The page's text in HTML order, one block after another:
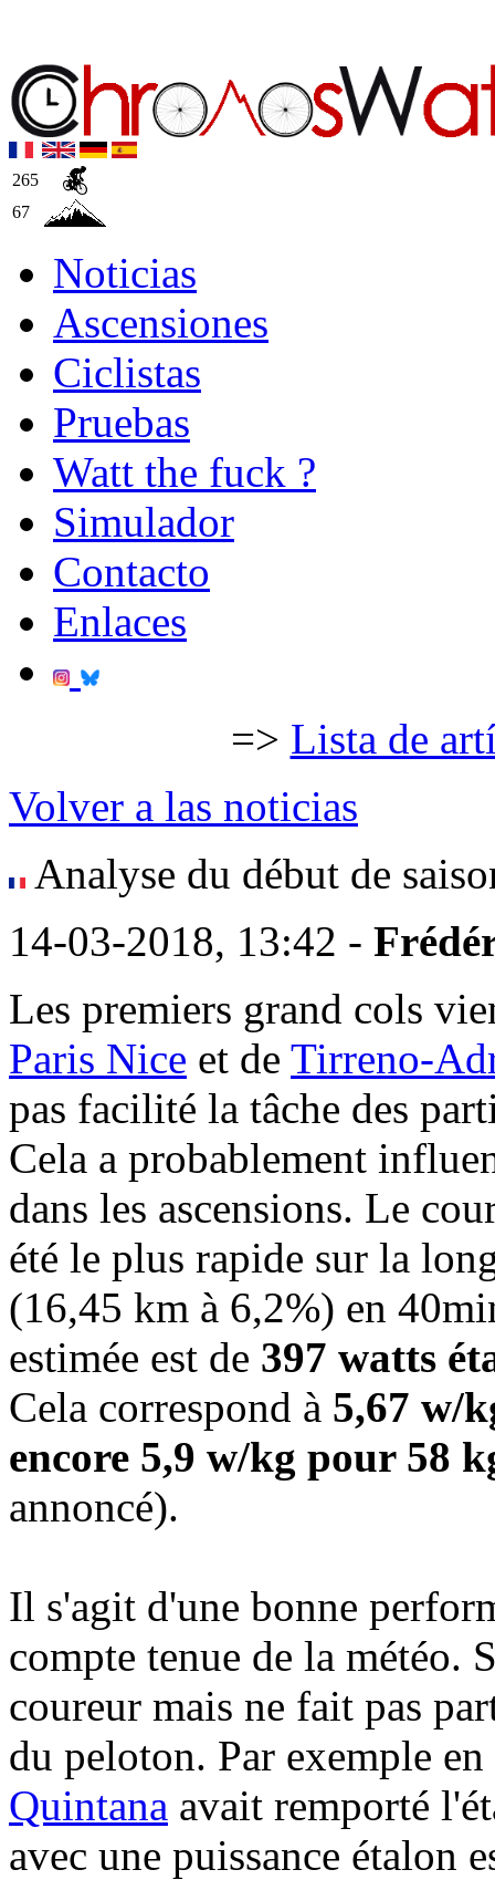
265
67
Noticias
Ascensiones
Ciclistas
Pruebas
Watt the fuck ?
Simulador
Contacto
Enlaces
=> Lista de
Volver a las noticias
Analyse du début de
14-03-2018, 13:42 -
Les premiers grand cols
Paris Nice et de Tirreno-
pas facilité la tâche des
Cela a probablement
dans les ascensions. Le
été le plus rapide sur la
(16,45 km à 6,2%) en
estimée est de 397 watts
Cela correspond à 5,67 w/
encore 5,9 w/kg pour 58
annoncé).
Il s'agit d'une bonne
compte tenue de la météo.
coureur mais ne fait pas
du peloton. Par exemple en
Quintana avait remporté
avec une puissance étalon